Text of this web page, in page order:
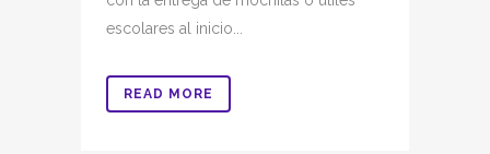
escolares al inicio...
READ MORE